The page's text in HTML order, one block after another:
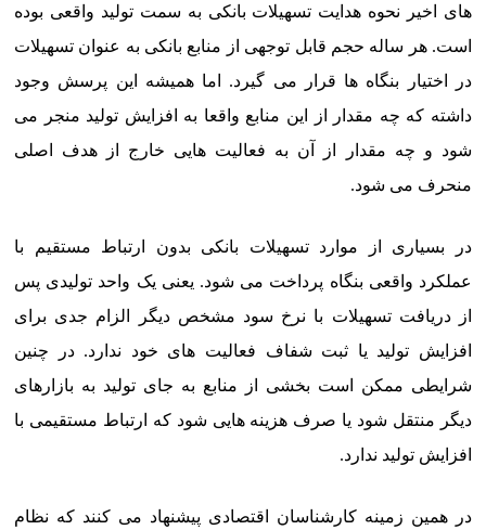
های اخیر نحوه هدایت تسهیلات بانکی به سمت تولید واقعی بوده
است. هر ساله حجم قابل توجهی از منابع بانکی به عنوان تسهیلات
در اختیار بنگاه ها قرار می گیرد. اما همیشه این پرسش وجود
داشته که چه مقدار از این منابع واقعا به افزایش تولید منجر می
شود و چه مقدار از آن به فعالیت هایی خارج از هدف اصلی
منحرف می شود.
در بسیاری از موارد تسهیلات بانکی بدون ارتباط مستقیم با
عملکرد واقعی بنگاه پرداخت می شود. یعنی یک واحد تولیدی پس
از دریافت تسهیلات با نرخ سود مشخص دیگر الزام جدی برای
افزایش تولید یا ثبت شفاف فعالیت های خود ندارد. در چنین
شرایطی ممکن است بخشی از منابع به جای تولید به بازارهای
دیگر منتقل شود یا صرف هزینه هایی شود که ارتباط مستقیمی با
افزایش تولید ندارد.
در همین زمینه کارشناسان اقتصادی پیشنهاد می کنند که نظام